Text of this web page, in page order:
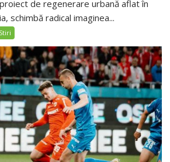
de regenerare urbană aflat în
schimbă radical imaginea...
Stiri